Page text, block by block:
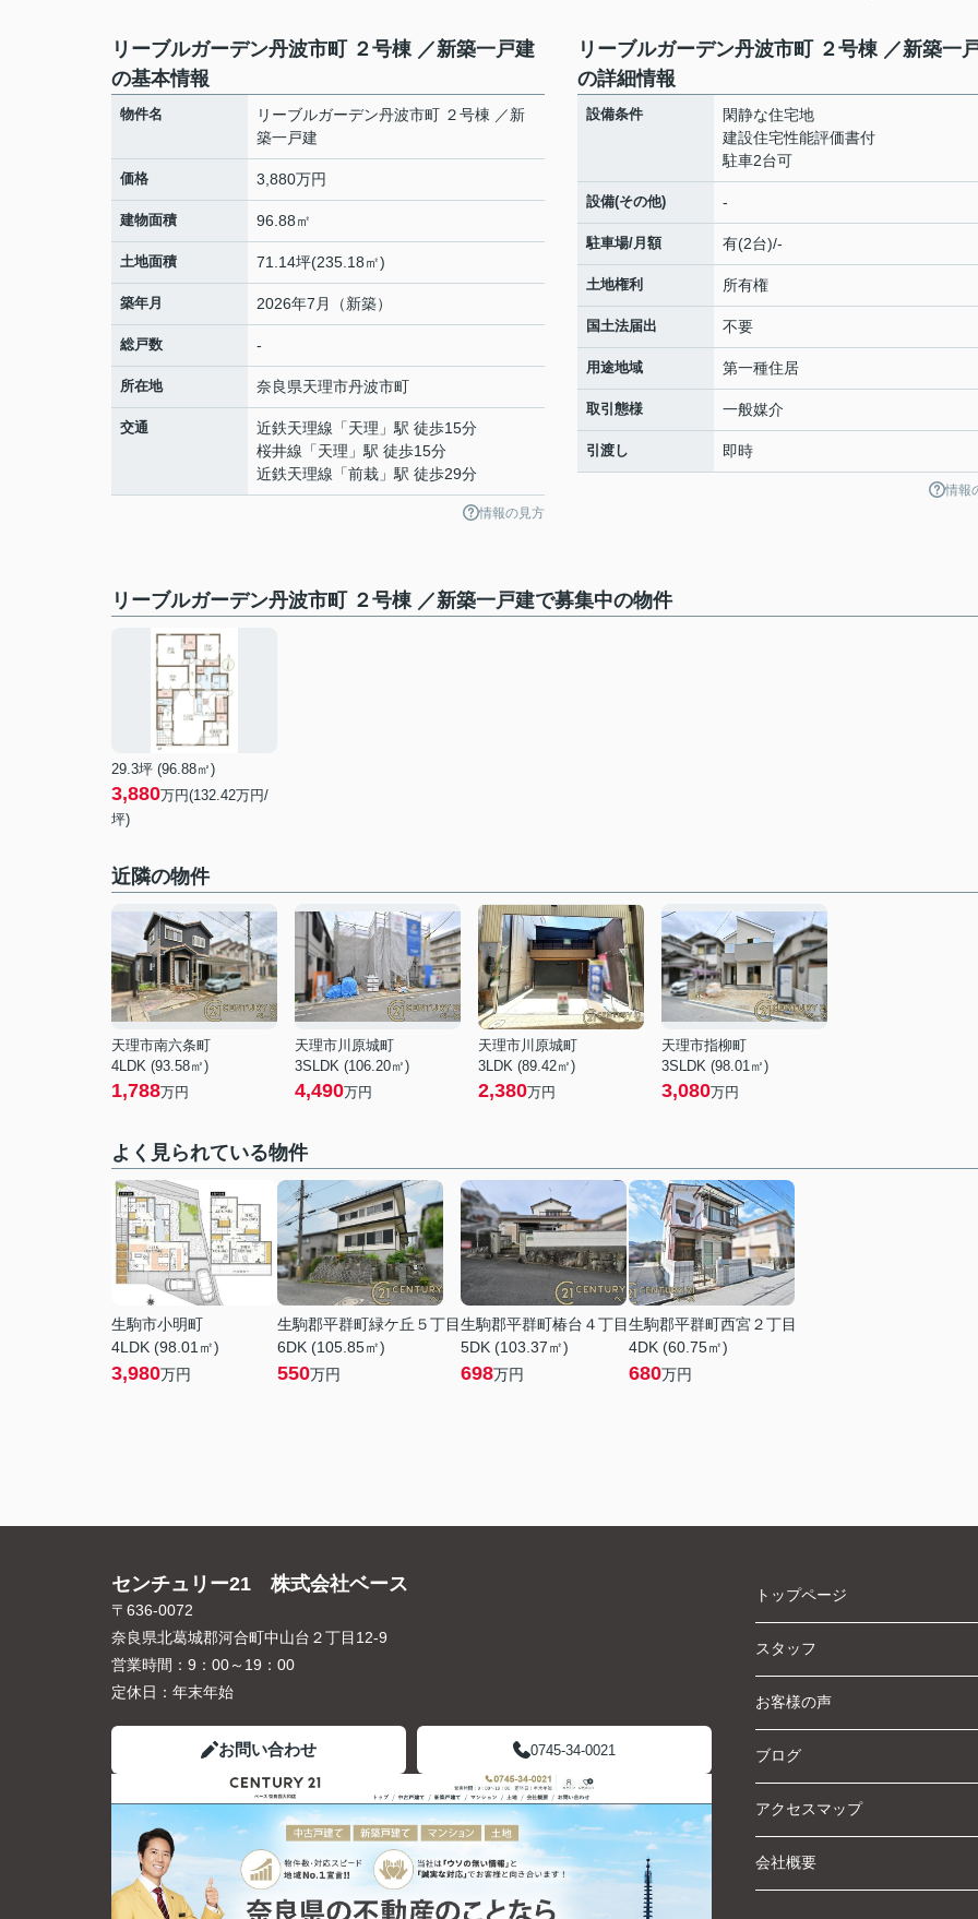
リーブルガーデン丹波市町 ２号棟 ／新築一戸建
の基本情報
物件名
リーブルガーデン丹波市町 ２号棟 ／新
築一戸建
価格 3,880万円
建物面積 96.88㎡
土地面積 71.14坪(235.18㎡)
築年月 2026年7月（新築）
総戸数 -
所在地 奈良県天理市丹波市町
交通 近鉄天理線 「天理 」駅 徒歩15分
桜井線 「天理 」駅 徒歩15分
近鉄天理線 「前栽 」駅 徒歩29分
情報の見方
リーブルガーデン丹波市町 ２号棟 ／新築一
の詳細情報
設備条件
閑静な住宅地
建設住宅性能評価書付
駐車2台可
設備(その他) -
駐車場/月額 有(2台)/-
土地権利 所有権
国土法届出 不要
用途地域 第一種住居
取引態様 一般媒介
引渡し 即時
情報
リーブルガーデン丹波市町 ２号棟 ／新築一戸建で募集中の物件
29.3坪 (96.88㎡)
3,880万円(132.42万円/
坪)
近隣の物件
天理市南六条町
4LDK (93.58㎡)
1,788万円
天理市川原城町
3SLDK (106.20㎡)
4,490万円
天理市川原城町
3LDK (89.42㎡)
2,380万円
天理市指柳町
3SLDK (98.01㎡)
3,080万円
よく見られている物件
生駒市小明町
4LDK (98.01㎡)
3,980万円
生駒郡平群町緑ケ丘５丁目
6DK (105.85㎡)
550万円
生駒郡平群町椿台４丁目
5DK (103.37㎡)
698万円
生駒郡平群町西宮２丁目
4DK (60.75㎡)
680万円
センチュリー21 株式会社ベース
〒636-0072
奈良県北葛城郡河合町中山台２丁目12-9
営業時間： 9：00～19：00
定休日： 年末年始
お問い合わせ 0745-34-0021
トップページ
スタッフ
お客様の声
ブログ
アクセスマップ
会社概要